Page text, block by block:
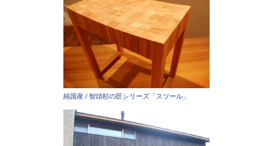
純国産 / 智頭杉の匠シリーズ「スツール」